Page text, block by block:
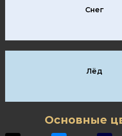
Снег
Лёд
Основные